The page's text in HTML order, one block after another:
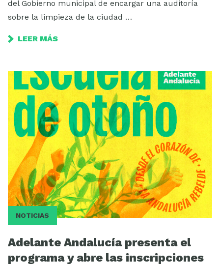
del Gobierno municipal de encargar una auditoría
sobre la limpieza de la ciudad …
LEER MÁS
NOTICIAS
Adelante Andalucía presenta el
programa y abre las inscripciones